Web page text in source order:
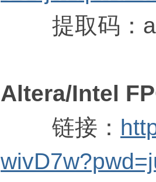
提取码：
Altera/Intel
链接：